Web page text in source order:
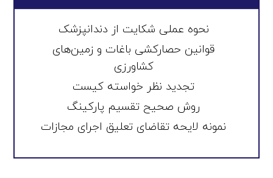
نحوه عملی شکایت از دندانپزشک
قوانین حصارکشی باغات و زمین‌های
کشاورزی
تجدید نظر خواسته کیست
روش صحیح تقسیم پارکینگ
نمونه لایحه تقاضای تعلیق اجرای مجازات